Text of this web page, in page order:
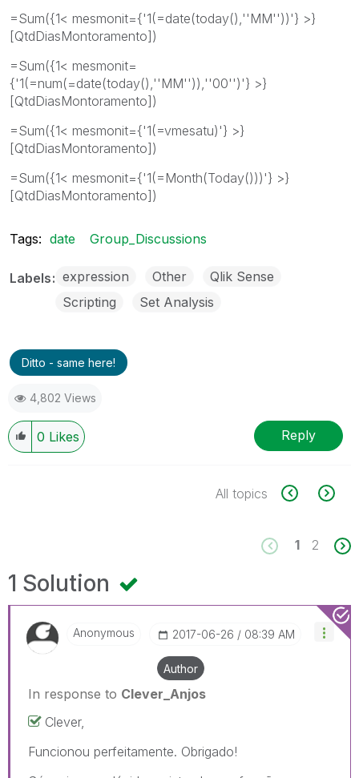
=Sum({1< mesmonit={'1(=date(today(),''MM''))'} >}
[QtdDiasMontoramento])
=Sum({1< mesmonit=
{'1(=num(=date(today(),''MM'')),''00'')'} >}
[QtdDiasMontoramento])
=Sum({1< mesmonit={'1(=vmesatu)'} >}
[QtdDiasMontoramento])
=Sum({1< mesmonit={'1(=Month(Today()))'} >}
[QtdDiasMontoramento])
Tags: date Group_Discussions
Labels expression Other
Qlik Sense
Scripting
Set Analysis
Ditto - same here!
4,802 Views
0 Likes Reply
All topics
1 2
1 Solution
Anonymous ‎2017-06-26 08:39 AM
Author
In response to Clever_Anjos
Clever,
Funcionou perfeitamente. Obrigado!